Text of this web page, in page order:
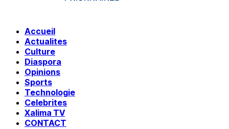
Accueil
Actualites
Culture
Diaspora
Opinions
Sports
Technologie
Celebrites
Xalima TV
CONTACT